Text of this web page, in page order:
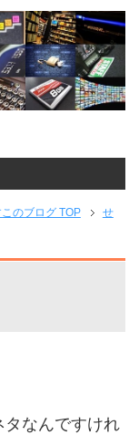
のブログ TOP
せ
なんですけれ